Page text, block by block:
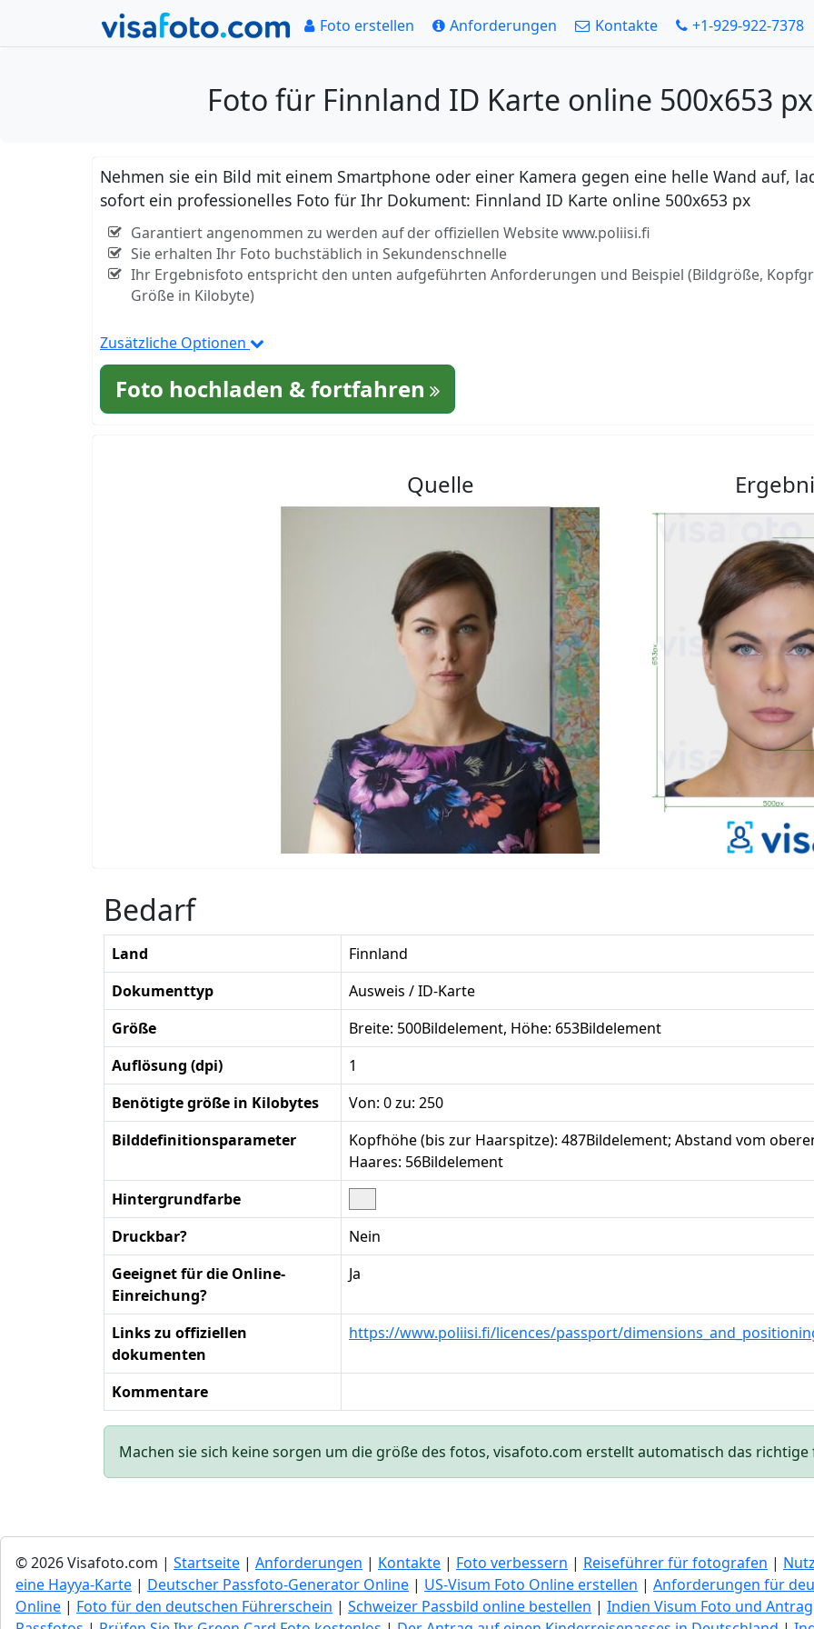
Foto erstellen Anforderungen Kontakte +1-929-922-7378
Foto für Finnland ID Karte online 500x653
Nehmen sie ein Bild mit einem Smartphone oder einer Kamera gegen eine helle Wand auf,
sofort ein professionelles Foto für Ihr Dokument: Finnland ID Karte online 500x653 px
Garantiert angenommen zu werden auf der offiziellen Website www.poliisi.fi
Sie erhalten Ihr Foto buchstäblich in Sekundenschnelle
Ihr Ergebnisfoto entspricht den unten aufgeführten Anforderungen und Beispiel (Bildgröße,
Größe in Kilobyte)
Zusätzliche Optionen
Foto hochladen & fortfahren
Quelle
Bedarf
Land
Finnland
Dokumenttyp
Ausweis / ID-Karte
Größe
Breite: 500Bildelement, Höhe: 653Bildelement
Auflösung (dpi)
1
Benötigte größe in Kilobytes
Von: 0 zu: 250
Bilddefinitionsparameter
Kopfhöhe (bis zur Haarspitze): 487Bildelement; Abstand vom
Haares: 56Bildelement
Hintergrundfarbe
Druckbar?
Nein
Geeignet für die Online-
Einreichung?
Ja
Links zu offiziellen
dokumenten
https://www.poliisi.fi/licences/passport/
Kommentare
Machen sie sich keine sorgen um die größe des fotos, visafoto.com erstellt automatisch das
© 2026 Visafoto.com | Startseite | Anforderungen | Kontakte | Foto verbessern | Reiseführer für fotografen |
eine Hayya-Karte | Deutscher Passfoto-Generator Online | US-Visum Foto Online erstellen | Anforderungen für
Online | Foto für den deutschen Führerschein | Schweizer Passbild online bestellen | Indien Visum Foto und Antrag